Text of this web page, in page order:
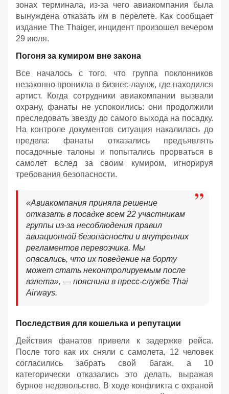
зонах терминала, из-за чего авиакомпания была
вынуждена отказать им в перелете. Как сообщает
издание The Thaiger, инцидент произошел вечером
29 июля.
Погоня за кумиром вне закона
Все началось с того, что группа поклонников
незаконно проникла в бизнес-лаунж, где находился
артист. Когда сотрудники авиакомпании вызвали
охрану, фанаты не успокоились: они продолжили
преследовать звезду до самого выхода на посадку.
На контроле документов ситуация накалилась до
предела: фанаты отказались предъявлять
посадочные талоны и попытались прорваться в
самолет вслед за своим кумиром, игнорируя
требования безопасности.
«Авиакомпания приняла решение
отказать в посадке всем 22 участникам
группы из-за несоблюдения правил
авиационной безопасности и внутренних
регламентов перевозчика. Мы
опасались, что их поведение на борту
может стать неконтролируемым после
взлета», — пояснили в пресс-службе Thai
Airways.
Последствия для кошелька и репутации
Действия фанатов привели к задержке рейса.
После того как их сняли с самолета, 12 человек
согласились забрать свой багаж, а 10
категорически отказались это делать, выражая
бурное недовольство. В ходе конфликта с охраной